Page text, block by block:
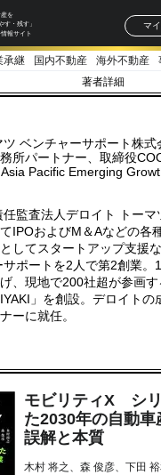
を
す・残す」
報サイト
マ
承継 国内不動産 海外不動産
著者詳細
ツ ベンチャーサポート株
所パートナー、取締役
Pacific Emerging
監査法人デロイト トーマ
IPOおよびM＆Aなどの各
してスタートアップ支援
ポートを2人で第2創業。
、現地で200社超が参画す
」を創設。デロイト
ーに就任。
モビリティX シ
た2030年の自動
誤解と本質
木村 将之、森 俊彦、下田